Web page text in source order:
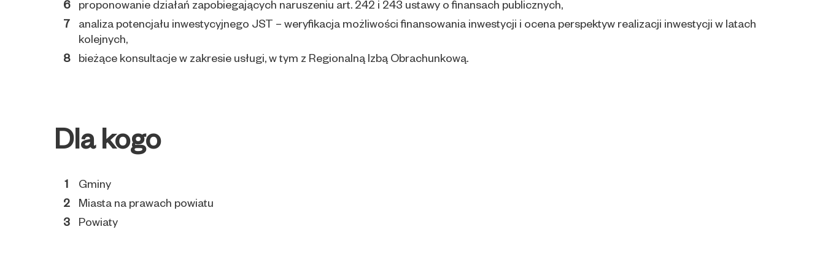
proponowanie działań zapobiegających naruszeniu art. 242 i 243 ustawy o finansach publicznych,
analiza potencjału inwestycyjnego JST – weryfikacja możliwości finansowania inwestycji i ocena perspektyw realizacji inwestycji w latach
kolejnych,
bieżące konsultacje w zakresie usługi, w tym z Regionalną Izbą Obrachunkową.
Dla kogo
Gminy
Miasta na prawach powiatu
Powiaty